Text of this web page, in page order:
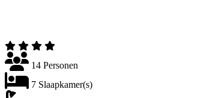
14 Personen
7 Slaapkamer(s)